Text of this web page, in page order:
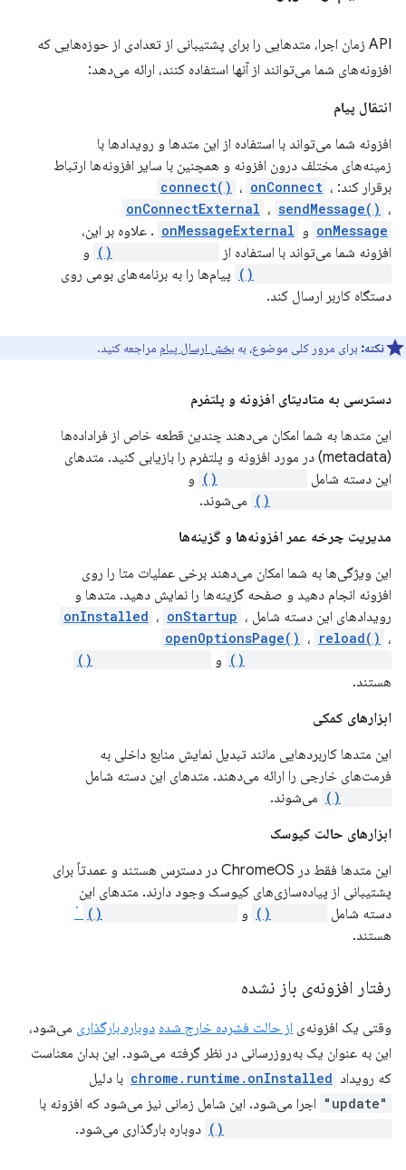
API زمان اجرا، متدهایی را برای پشتیبانی از تعدادی از حوزه‌هایی که
افزونه‌های شما می‌توانند از آنها استفاده کنند، ارائه می‌دهد:
انتقال پیام
افزونه شما می‌تواند با استفاده از این متدها و رویدادها با
زمینه‌های مختلف درون افزونه و همچنین با سایر افزونه‌ها ارتباط
برقرار کند:
connect() ، onConnect ،
onConnectExternal ، sendMessage() ،
onMessage و onMessageExternal . علاوه بر این،
افزونه شما می‌تواند با استفاده از
و
پیام‌ها را به برنامه‌های بومی روی
دستگاه کاربر ارسال کند.
نکته: برای مرور کلی موضوع، به بخش ارسال پیام مراجعه کنید.
دسترسی به متادیتای افزونه و پلتفرم
این متدها به شما امکان می‌دهند چندین قطعه خاص از فراداده‌ها
(metadata) در مورد افزونه و پلتفرم را بازیابی کنید. متدهای
این دسته شامل
و
می‌شوند.
مدیریت چرخه عمر افزونه‌ها و گزینه‌ها
این ویژگی‌ها به شما امکان می‌دهند برخی عملیات متا را روی
افزونه انجام دهید و صفحه گزینه‌ها را نمایش دهید. متدها و
رویدادهای این دسته شامل
onInstalled ، onStartup ،
openOptionsPage() ، reload() ،
و
هستند.
ابزارهای کمکی
این متدها کاربردهایی مانند تبدیل نمایش منابع داخلی به
فرمت‌های خارجی را ارائه می‌دهند. متدهای این دسته شامل
می‌شوند.
ابزارهای حالت کیوسک
این متدها فقط در ChromeOS در دسترس هستند و عمدتاً برای
پشتیبانی از پیاده‌سازی‌های کیوسک وجود دارند. متدهای این
دسته شامل
و
`
هستند.
رفتار افزونه‌ی باز نشده
وقتی یک افزونه‌ی از حالت فشرده خارج شده دوباره بارگذاری می‌شود،
این به عنوان یک به‌روزرسانی در نظر گرفته می‌شود. این بدان معناست
که رویداد chrome.runtime.onInstalled با دلیل
"update" اجرا می‌شود. این شامل زمانی نیز می‌شود که افزونه با
دوباره بارگذاری می‌شود.